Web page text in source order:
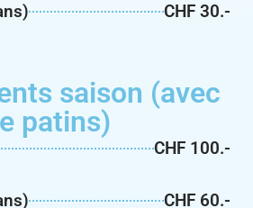
CHF 30.-
saison (avec
patins)
CHF 100.-
CHF 60.-